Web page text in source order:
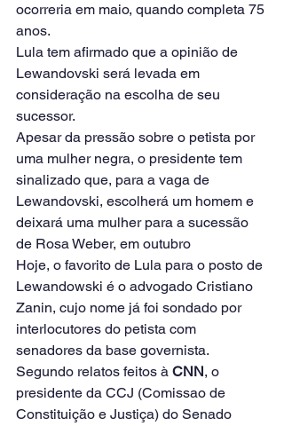
ocorreria em maio, quando completa 75
anos.
Lula tem afirmado que a opinião de
Lewandovski será levada em
consideração na escolha de seu
sucessor.
Apesar da pressão sobre o petista por
uma mulher negra, o presidente tem
sinalizado que, para a vaga de
Lewandovski, escolherá um homem e
deixará uma mulher para a sucessão
de Rosa Weber, em outubro
Hoje, o favorito de Lula para o posto de
Lewandowski é o advogado Cristiano
Zanin, cujo nome já foi sondado por
interlocutores do petista com
senadores da base governista.
Segundo relatos feitos à CNN, o
presidente da CCJ (Comissao de
Constituição e Justiça) do Senado